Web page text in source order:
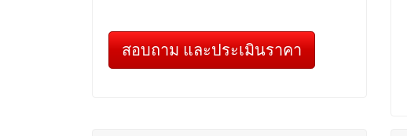
สอบถาม และประเมินราคา